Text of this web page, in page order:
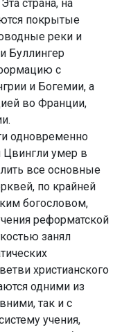
страна, на
покрытые
реки и
Буллингер
с
и Богемии, а
во Франции,
одновременно
Цвингли умер в
все основные
по крайней
богословом,
реформатской
занял
христианского
одними из
так и с
учения,